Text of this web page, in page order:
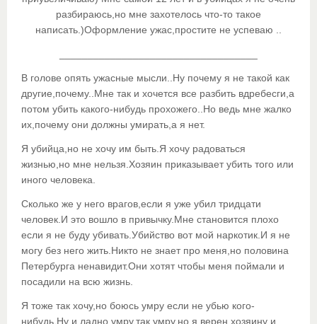
разбираюсь,но мне захотелось что-то такое
написать.)Оформление ужас,простите не успеваю ..
В голове опять ужасные мысли..Ну почему я не такой как
другие,почему..Мне так и хочется все разбить вдребесги,а
потом убить какого-нибудь прохожего..Но ведь мне жалко
их,почему они должны умирать,а я нет.
Я убийца,но не хочу им быть.Я хочу радоваться
жизнью,но мне нельзя.Хозяин приказывает убить того или
иного человека.
Сколько же у него врагов,если я уже убил тридцати
человек.И это вошло в привычку.Мне становится плохо
если я не буду убивать.Убийство вот мой наркотик.И я не
могу без него жить.Никто не знает про меня,но половина
Петербурга ненавидит.Они хотят чтобы меня поймали и
посадили на всю жизнь.
Я тоже так хочу,но боюсь умру если не убью кого-
нибудь.Ну и ладно умру,так умру,но я верен хозяину и